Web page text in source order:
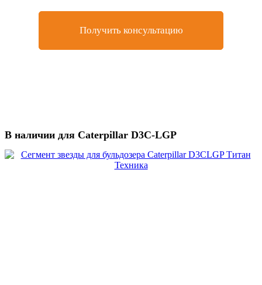
Получить консультацию
В наличии для Caterpillar D3C-LGP